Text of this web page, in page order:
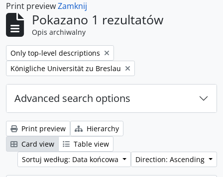
Print previewZamknij
Pokazano 1 rezultatów
Opis archiwalny
Remove filter:
Only top-level descriptions
Remove filter:
Königliche Universität zu Breslau
Advanced search options
Print preview
Hierarchy
Card view
Table view
Sortuj według: Data końcowa
Direction: Ascending